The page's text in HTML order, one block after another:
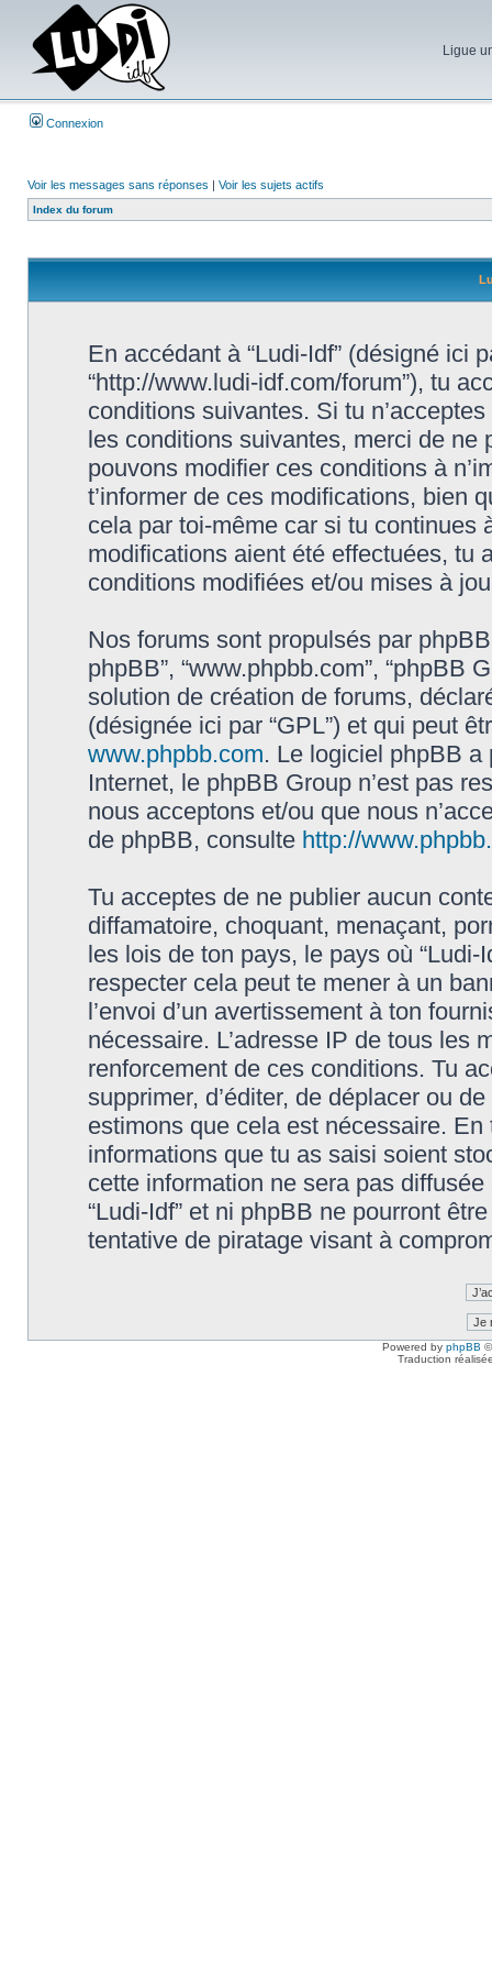
Ligue
Connexion
Voir les messages sans réponses | Voir les sujets actifs
Index du forum
En accédant à “Ludi-Idf” (désigné ici
“http://www.ludi-idf.com/forum”), tu
conditions suivantes. Si tu
les conditions suivantes, merci de ne
pouvons modifier ces conditions à
t’informer de ces modifications, bien
cela par toi-même car si tu continues
modifications aient été effectuées, tu
conditions modifiées et/ou mises à
Nos forums sont propulsés par phpBB
phpBB”, “www.phpbb.com”, “phpBB
solution de création de forums,
(désignée ici par “GPL”) et qui peut
www.phpbb.com. Le logiciel phpBB
Internet, le phpBB Group n’est pas
nous acceptons et/ou que nous
de phpBB, consulte http://
Tu acceptes de ne publier aucun
diffamatoire, choquant, menaçant,
les lois de ton pays, le pays où
respecter cela peut te mener à un
l’envoi d’un avertissement à ton
nécessaire. L’adresse IP de tous les
renforcement de ces conditions. Tu
supprimer, d’éditer, de déplacer ou
estimons que cela est nécessaire.
informations que tu as saisi soient
cette information ne sera pas
“Ludi-Idf” et ni phpBB ne pourront
tentative de piratage visant à
Powered by phpBB
Traduction